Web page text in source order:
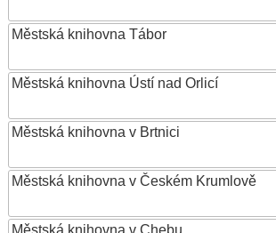
Městská knihovna Tábor
Městská knihovna Ústí nad Orlicí
Městská knihovna v Brtnici
Městská knihovna v Českém Krumlově
Městská knihovna v Chebu